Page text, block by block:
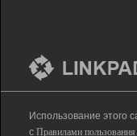
Использование этого
с Правилами пользования